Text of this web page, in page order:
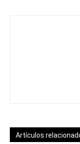
Artículos